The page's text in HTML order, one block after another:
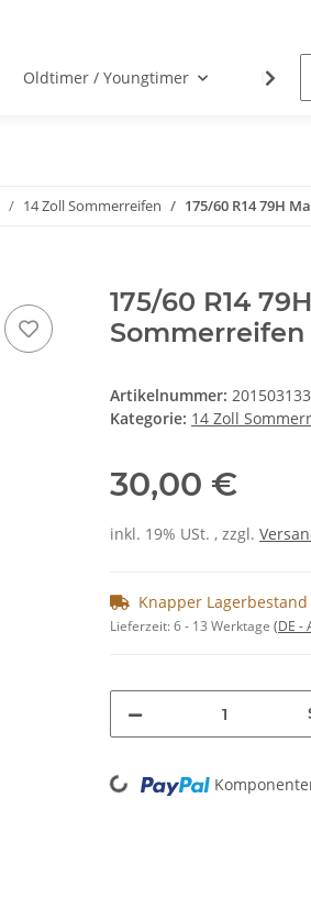
Oldtimer / Youngtimer
14 Zoll Sommerreifen 175/60 R14 79H
175/60 R14
Sommerreifen
Artikelnummer:
Kategorie: 14 Zoll
30,00 €
inkl. 19% USt. , zzgl.
Knapper Lagerbestand
Lieferzeit:6 - 13 Werktage (DE -
Loading...